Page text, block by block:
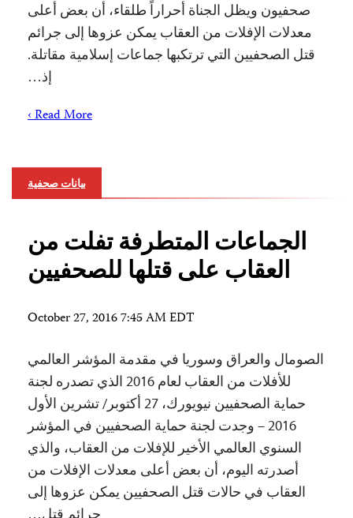
صحفيون ويظل الجناة أحراراً طلقاء، أن بعض أعلى
معدلات الإفلات من العقاب يمكن عزوها إلى جرائم
قتل الصحفيين التي ترتكبها جماعات إسلامية مقاتلة.
إذ…
Read More ›
بيانات صحفية
الجماعات المتطرفة تفلت من
العقاب على قتلها للصحفيين
October 27, 2016 7:45 AM EDT
الصومال والعراق وسوريا في مقدمة المؤشر العالمي
للأفلات من العقاب لعام 2016 الذي تصدره لجنة
حماية الصحفيين نيويورك، 27 أكتوبر/ تشرين الأول
2016 – وجدت لجنة حماية الصحفيين في المؤشر
السنوي العالمي الأخير للإفلات من العقاب، والذي
أصدرته اليوم، أن بعض أعلى معدلات الإفلات من
العقاب في حالات قتل الصحفيين يمكن عزوها إلى
جرائم قتل…